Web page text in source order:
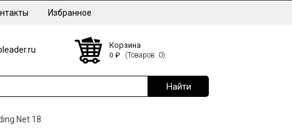
Избранное
Корзина
0 ₽ (Товаров: 0)
Net 18